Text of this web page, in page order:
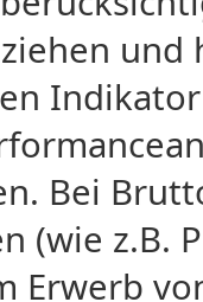
Bei
(wie z.B.
Erwerb